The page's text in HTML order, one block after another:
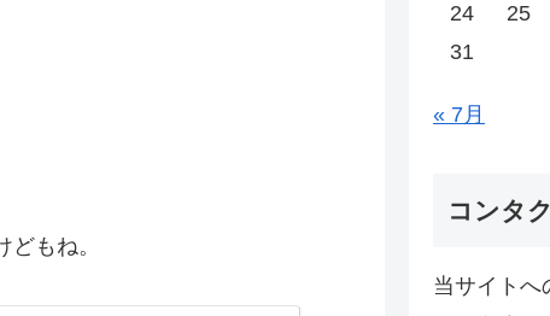
もね。
24
25
31
« 7月
コンタ
当サイトへ